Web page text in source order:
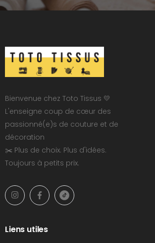
Bienvenue chez Toto Tissus 💛
L'enseigne coup de cœur des
passionné(e)s de couture et de
décoration
✂️ Plus de choix. Plus d'idées.
Toujours à petits prix.
Liens utiles